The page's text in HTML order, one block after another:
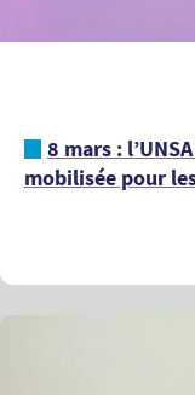
8 mars :
mobilisée pour